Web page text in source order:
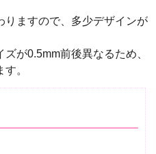
ますので、多少デザインが
が0.5mm前後異なるため、
。